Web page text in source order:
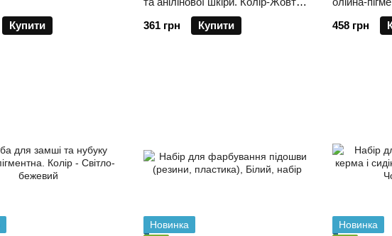
Купити
насичений
361 грн
Купити
458 грн
Новинка Новинка